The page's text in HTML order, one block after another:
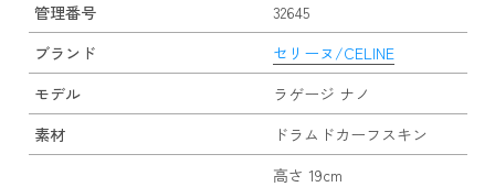
管理番号
32645
ブランド
セリーヌ/CELINE
モデル
ラゲージ ナノ
素材
ドラムドカーフスキン
高さ 19cm